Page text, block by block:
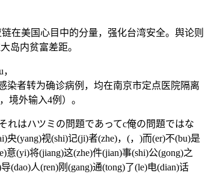
美国心目中的分量，强化台湾安全。舆论则
岛内贫富差距。
染者转为确诊病例，均在南京市定点医院隔离
境外输入4例）。
はハツミの問題であってc俺の問題ではな
(yang)视(shi)记(ji)者(zhe)，(，)而(er)不(bu)是
意(yi)将(jiang)这(zhe)件(jian)事(shi)公(gong)之
(dao)人(ren)刚(gang)通(tong)了(le)电(dian)话